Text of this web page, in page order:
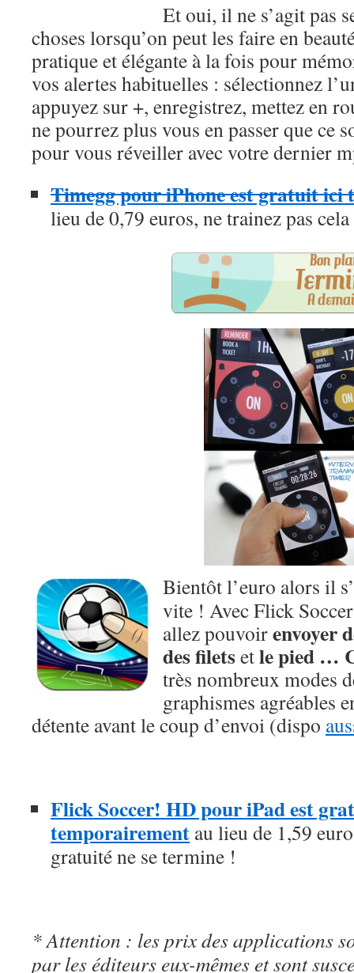
Et oui, il ne s’agit pas
choses lorsqu’on peut les faire en
pratique et élégante à la fois pour
vos alertes habituelles : sélectionnez
appuyez sur +, enregistrez, mettez en
ne pourrez plus vous en passer que ce
pour vous réveiller avec votre dernier
Timegg pour iPhone est gratuit ici
lieu de 0,79 euros, ne trainez pas
Bientôt l’euro alors il
vite ! Avec Flick
allez pouvoirenvoyer
des filetsetle pied …
très nombreux modes
graphismes agréables
détente avant le coup d’envoi (dispo
Flick Soccer! HD pour iPad est
temporairement au lieu de 1,59
gratuité ne se termine !
* Attention : les prix des applications
par les éditeurs eux-mêmes et sont